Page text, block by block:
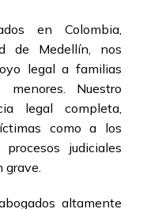
en Colombia,
de Medellín, nos
legal a familias
Nuestro
legal completa,
como a los
judiciales
grave.
altamente